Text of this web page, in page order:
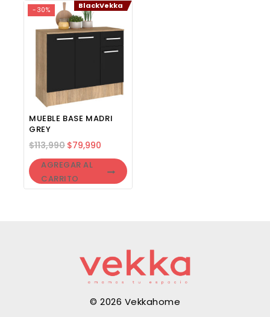
-30% BlackVekka
MUEBLE BASE MADRI
GREY
$113,990 $79,990
AGREGAR AL
CARRITO
© 2026 Vekkahome